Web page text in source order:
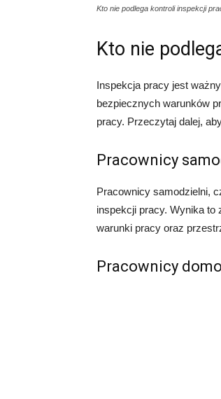
Kto nie podlega kontroli inspekcji
Kto nie
Inspekcja pracy jest
bezpiecznych warunków
pracy. Przeczytaj dalej,
Pracownicy
Pracownicy samodzielni,
inspekcji pracy. Wynika to
warunki pracy oraz
Pracownicy